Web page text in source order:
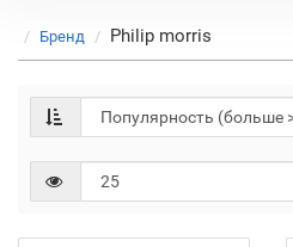
Бренд Philip morris